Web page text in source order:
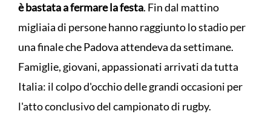
è bastata a fermare la festa. Fin dal mattino
migliaia di persone hanno raggiunto lo stadio per
una finale che Padova attendeva da settimane.
Famiglie, giovani, appassionati arrivati da tutta
Italia: il colpo d'occhio delle grandi occasioni per
l'atto conclusivo del campionato di rugby.